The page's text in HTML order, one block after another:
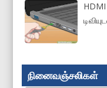
நினைவஞ்சலிகள்